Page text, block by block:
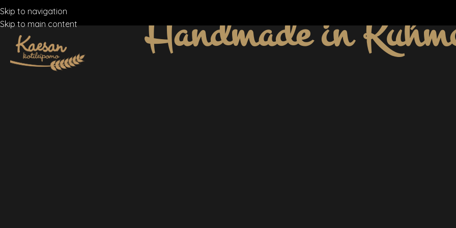
Skip to navigation
Skip to main content
Handmade in